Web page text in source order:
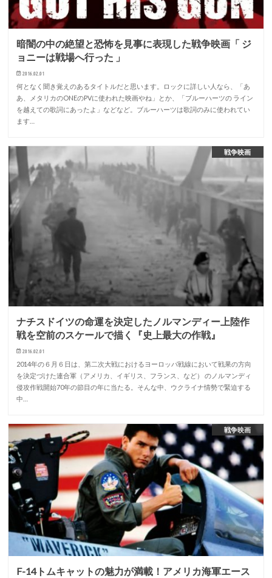
暗闇の中の絶望と恐怖を見事に表現した戦争映画「 ジ
ョニーは戦場へ行った 」
2016.02.01
何となく聞き覚えのあるタイトルだと思います。ロックに詳しい人なら、「あ
あ、メタリカのONEのPVに使われた映画やね」とか、「ブルーハーツの ライン
を越えての歌詞にあったよ」などなど。ブルーハーツは歌詞のみに使われてい
ます…
戦争映画
ナチスドイツの命運を決定したノルマンディー上陸作
戦を空前のスケールで描く『史上最大の作戦』
2016.02.01
2014年の６月６日は、第二次大戦におけるヨーロッパ戦線において戦果の方向
を決定づけた連合軍（アメリカ、イギリス、フランス、など） のノルマンディ
侵攻作戦開始70年の節目の年に当たる。そんな中、ウクライナ情勢で緊迫する
中…
戦争映画
F-14トムキャットの魅力が満載！アメリカ海軍エース